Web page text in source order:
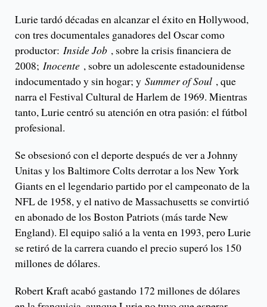
Lurie tardó décadas en alcanzar el éxito en Hollywood,
con tres documentales ganadores del Oscar como
productor: Inside Job , sobre la crisis financiera de
2008; Inocente , sobre un adolescente estadounidense
indocumentado y sin hogar; y Summer of Soul , que
narra el Festival Cultural de Harlem de 1969. Mientras
tanto, Lurie centró su atención en otra pasión: el fútbol
profesional.
Se obsesionó con el deporte después de ver a Johnny
Unitas y los Baltimore Colts derrotar a los New York
Giants en el legendario partido por el campeonato de la
NFL de 1958, y el nativo de Massachusetts se convirtió
en abonado de los Boston Patriots (más tarde New
England). El equipo salió a la venta en 1993, pero Lurie
se retiró de la carrera cuando el precio superó los 150
millones de dólares.
Robert Kraft acabó gastando 172 millones de dólares